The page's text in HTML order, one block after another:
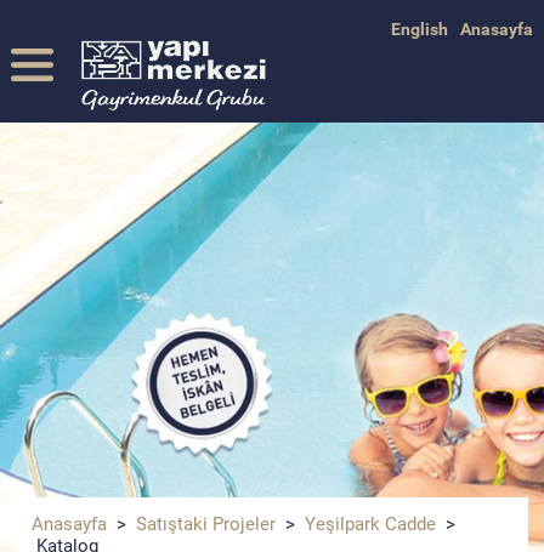
English Anasayfa
Anasayfa >Satıştaki Projeler >Yeşilpark Cadde >
Katalog